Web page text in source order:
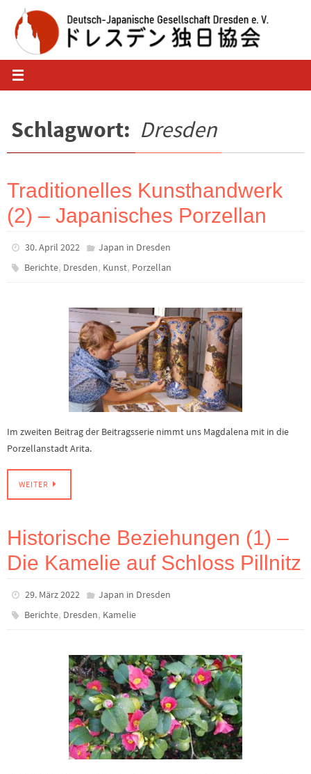
Inhalt
springen
Schlagwort: Dresden
Traditionelles Kunsthandwerk
(2) – Japanisches Porzellan
30. April 2022
Japan in Dresden
Berichte, Dresden, Kunst, Porzellan
Im zweiten Beitrag der Beitragsserie nimmt uns Magdalena mit in die
Porzellanstadt Arita.
WEITER
Historische Beziehungen (1) –
Die Kamelie auf Schloss Pillnitz
29. März 2022
Japan in Dresden
Berichte, Dresden, Kamelie